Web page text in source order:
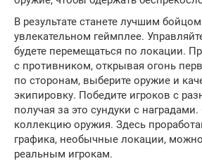
В результате станете лучшим
увлекательном геймплее.
будете перемещаться по локации.
с противником, открывая огонь
по сторонам, выберите оружие и
экипировку. Победите игроков с
получая за это сундуки с
коллекцию оружия. Здесь
графика, необычные локации,
реальным игрокам.